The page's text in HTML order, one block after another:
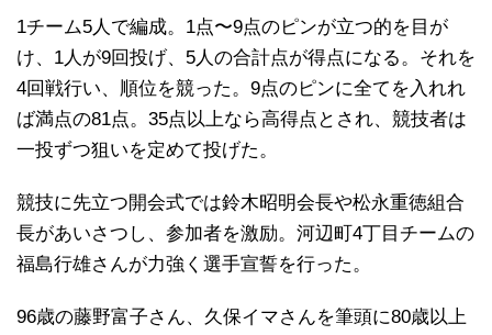
1チーム5人で編成。1点〜9点のピンが立つ的を目が
け、1人が9回投げ、5人の合計点が得点になる。それを
4回戦行い、順位を競った。9点のピンに全てを入れれ
ば満点の81点。35点以上なら高得点とされ、競技者は
一投ずつ狙いを定めて投げた。
競技に先立つ開会式では鈴木昭明会長や松永重徳組合
長があいさつし、参加者を激励。河辺町4丁目チームの
福島行雄さんが力強く選手宣誓を行った。
96歳の藤野富子さん、久保イマさんを筆頭に80歳以上